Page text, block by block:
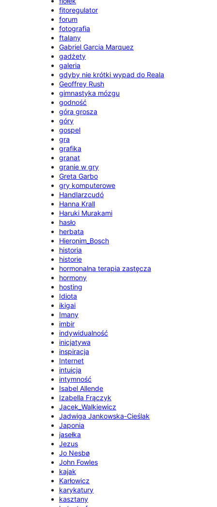
fitoregulator
forum
fotografia
ftalany
Gabriel Garcia Marquez
gadżety
galeria
gdyby nie krótki wypad do Reala
Geoffrey Rush
gimnastyka mózgu
godność
góra grosza
góry
gospel
gra
grafika
granat
granie w gry
Greta Garbo
gry komputerowe
Handlarzcudó
Hanna Krall
Haruki Murakami
hasło
herbata
Hieronim_Bosch
historia
historie
hormonalna terapia zastęcza
hormony
hosting
Idiota
ikigai
Imany
imbir
indywidualność
inicjatywa
inspiracja
Internet
intuicja
intymność
Isabel Allende
Izabella Frączyk
Jacek_Walkiewicz
Jadwiga Jankowska-Cieślak
Japonia
jasełka
Jezus
Jo Nesbø
John Fowles
kajak
Karłowicz
karykatury
kasztany